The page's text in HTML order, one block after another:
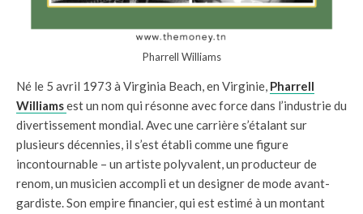
Pharrell Williams
Né le 5 avril 1973 à Virginia Beach, en Virginie, Pharrell
Williamsest un nom qui résonne avec force dans l’industrie du
divertissement mondial. Avec une carrière s’étalant sur
plusieurs décennies, il s’est établi comme une figure
incontournable – un artiste polyvalent, un producteur de
renom, un musicien accompli et un designer de mode avant-
gardiste. Son empire financier, qui est estimé à un montant